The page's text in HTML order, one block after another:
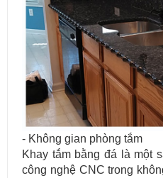
- Không gian phòng tắm
Khay tắm bằng đá là một
công nghệ CNC trong